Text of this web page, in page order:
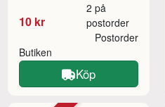
10 kr
2 på
postorder
Butiken
Postorder
Köp